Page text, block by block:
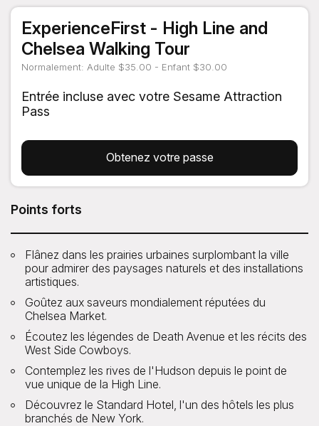
ExperienceFirst - High Line and
Chelsea Walking Tour
Normalement: Adulte $35.00 - Enfant $30.00
Entrée incluse avec votre Sesame Attraction
Pass
Obtenez votre passe
Points forts
Flânez dans les prairies urbaines surplombant la ville
pour admirer des paysages naturels et des installations
artistiques.
Goûtez aux saveurs mondialement réputées du
Chelsea Market.
Écoutez les légendes de Death Avenue et les récits des
West Side Cowboys.
Contemplez les rives de l'Hudson depuis le point de
vue unique de la High Line.
Découvrez le Standard Hotel, l'un des hôtels les plus
branchés de New York.